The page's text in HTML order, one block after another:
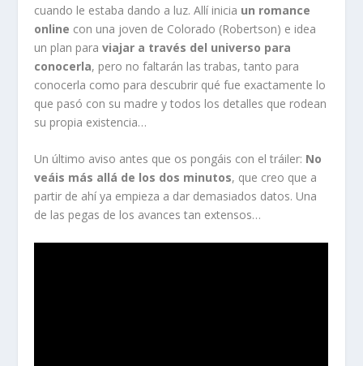
cuando le estaba dando a luz. Allí inicia un romance
online con una joven de Colorado (Robertson) e idea
un plan paraviajar a través del universo para
conocerla, pero no faltarán las trabas, tanto para
conocerla como para descubrir qué fue exactamente lo
que pasó con su madre y todos los detalles que rodean
su propia existencia…
Un último aviso antes que os pongáis con el tráiler: No
veáis más allá de los dos minutos, que creo que a
partir de ahí ya empieza a dar demasiados datos. Una
de las pegas de los avances tan extensos…